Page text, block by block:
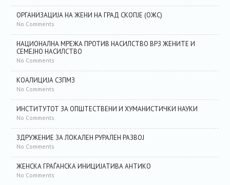
ОРГАНИЗАЦИЈА НА ЖЕНИ НА ГРАД СКОПЈЕ (ОЖС)
No Comments
НАЦИОНАЛНА МРЕЖА ПРОТИВ НАСИЛСТВО ВРЗ ЖЕНИТЕ И
СЕМЕЈНО НАСИЛСТВО
No Comments
КОАЛИЦИЈА СЗПМЗ
No Comments
ИНСТИТУТОТ ЗА ОПШТЕСТВЕНИ И ХУМАНИСТИЧКИ НАУКИ
No Comments
ЗДРУЖЕНИЕ ЗА ЛОКАЛЕН РУРАЛЕН РАЗВОЈ
No Comments
ЖЕНСКА ГРАЃАНСКА ИНИЦИЈАТИВА АНТИКО
No Comments